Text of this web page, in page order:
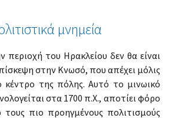
μνημεία
περιοχή του Ηρακλείου δεν θα είναι
στην Κνωσό, που απέχει μόλις
της πόλης. Αυτό το μινωικό
στα 1700 π.Χ., αποτίει φόρο
πιο προηγμένους πολιτισμούς